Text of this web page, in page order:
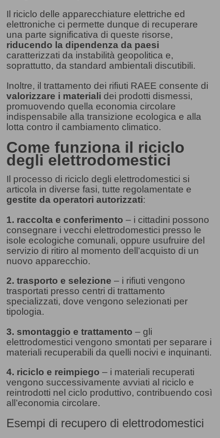
Il riciclo delle apparecchiature elettriche ed
elettroniche ci permette dunque di recuperare
una parte significativa di queste risorse,
riducendo la dipendenza da paesi
caratterizzati da instabilità geopolitica e,
soprattutto, da standard ambientali discutibili.
Inoltre, il trattamento dei rifiuti RAEE consente di
valorizzare i materiali dei prodotti dismessi,
promuovendo quella economia circolare
indispensabile alla transizione ecologica e alla
lotta contro il cambiamento climatico.
Come funziona il riciclo
degli elettrodomestici
Il processo di riciclo degli elettrodomestici si
articola in diverse fasi, tutte regolamentate e
gestite da operatori autorizzati:
1. raccolta e conferimento – i cittadini possono
consegnare i vecchi elettrodomestici presso le
isole ecologiche comunali, oppure usufruire del
servizio di ritiro al momento dell’acquisto di un
nuovo apparecchio.
2. trasporto e selezione – i rifiuti vengono
trasportati presso centri di trattamento
specializzati, dove vengono selezionati per
tipologia.
3. smontaggio e trattamento – gli
elettrodomestici vengono smontati per separare i
materiali recuperabili da quelli nocivi e inquinanti.
4. riciclo e reimpiego – i materiali recuperati
vengono successivamente avviati al riciclo e
reintrodotti nel ciclo produttivo, contribuendo così
all’economia circolare.
Esempi di recupero di elettrodomestici